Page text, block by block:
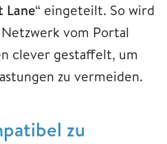
Lane“ eingeteilt. So wird
vom Portal
clever gestaffelt, um
zu vermeiden.
zu